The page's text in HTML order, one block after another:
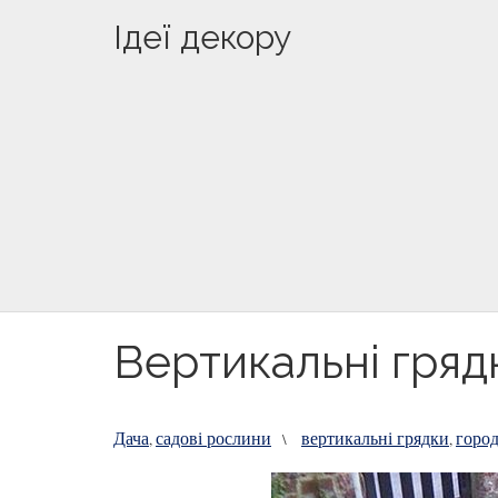
Ідеї декору
Вертикальні
Дача,садові рослини \ вертикальні грядки,город